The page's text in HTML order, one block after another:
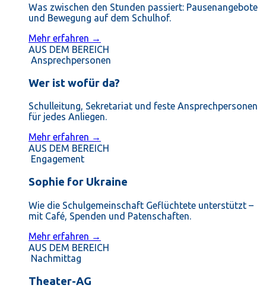
Was zwischen den Stunden passiert: Pausenangebote
und Bewegung auf dem Schulhof.
Mehr erfahren →
AUS DEM BEREICH
Ansprechpersonen
Wer ist wofür da?
Schulleitung, Sekretariat und feste Ansprechpersonen
für jedes Anliegen.
Mehr erfahren →
AUS DEM BEREICH
Engagement
Sophie for Ukraine
Wie die Schulgemeinschaft Geflüchtete unterstützt –
mit Café, Spenden und Patenschaften.
Mehr erfahren →
AUS DEM BEREICH
Nachmittag
Theater-AG